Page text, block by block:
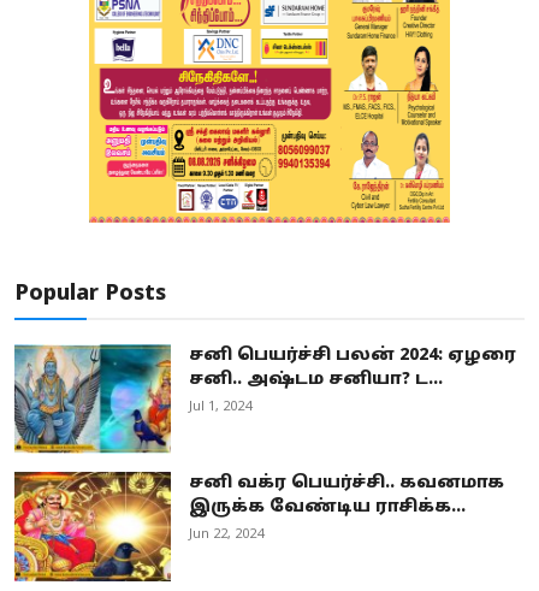
Popular Posts
சனி பெயர்ச்சி பலன் 2024: ஏழரை
சனி.. அஷ்டம சனியா? ட...
Jul 1, 2024
சனி வக்ர பெயர்ச்சி.. கவனமாக
இருக்க வேண்டிய ராசிக்க...
Jun 22, 2024